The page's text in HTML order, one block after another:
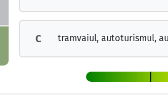
C tramvaiul, autoturismul,